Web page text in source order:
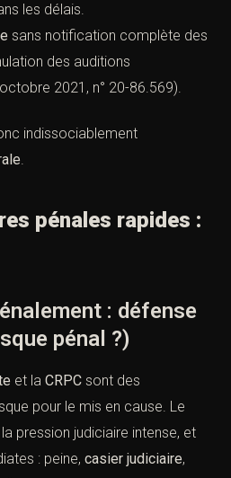
les délais.
sans notification complète des
des auditions
2021, n° 20-86.569).
indissociablement
pénales rapides :
: défense
pénal ?)
et la CRPC sont des
pour le mis en cause. Le
pression judiciaire intense, et
: peine, casier judiciaire,